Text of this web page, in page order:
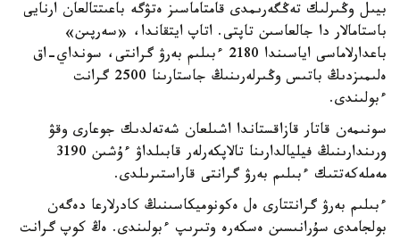
بيىل وڭىرلىك تەڭگەرىمدى قامتاماسىز ەتۋگە باعىتتالعان ارنايى
باستامالار دا جالعاسىن تاپتى. اتاپ ايتقاندا، «سەرپىن»
باعدارلاماسى اياسىندا 2180 ءبىلىم بەرۋ گرانتى، سونداي-اق
ەلىمىزدىڭ باتىس وڭىرلەرىنىڭ جاستارىنا 2500 گرانت
ءبولىندى.
سونىمەن قاتار قازاقستاندا اشىلعان شەتەلدىك جوعارى وقۋ
ورىندارىنىڭ فيليالدارىنا تالاپكەرلەر قابىلداۋ ءۇشىن 3190
مەملەكەتتىك ءبىلىم بەرۋ گرانتى قاراستىرىلدى.
ءبىلىم بەرۋ گرانتتارى ەل ەكونوميكاسىنىڭ كادرلارعا دەگەن
بولجامدى سۇرانىسىن ەسكەرە وتىرىپ ءبولىندى. ەڭ كوپ گرانت